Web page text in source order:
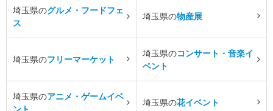
埼玉県のグルメ・フードフェ
ス
埼玉県の物産展
埼玉県のフリーマーケット
埼玉県のコンサート・音楽イ
ベント
埼玉県のアニメ・ゲームイベ
埼玉県の花イベント